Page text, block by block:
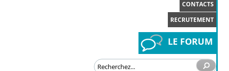
CONTACTS
RECRUTEMENT
LE FORUM